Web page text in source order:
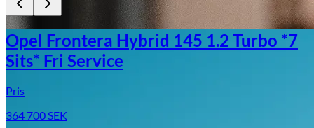
Laholm
Opel Frontera Hybrid 145 1.2 Turbo *7
Sits* Fri Service
Pris
364 700SEK